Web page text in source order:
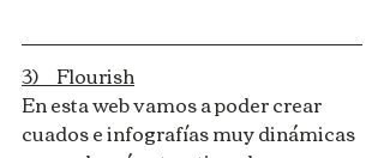
3)     Flourish
En esta web vamos a poder crear
cuados e infografías muy dinámicas